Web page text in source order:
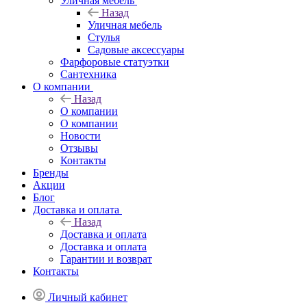
Назад
Уличная мебель
Стулья
Садовые аксессуары
Фарфоровые статуэтки
Сантехника
О компании
Назад
О компании
О компании
Новости
Отзывы
Контакты
Бренды
Акции
Блог
Доставка и оплата
Назад
Доставка и оплата
Доставка и оплата
Гарантии и возврат
Контакты
Личный кабинет